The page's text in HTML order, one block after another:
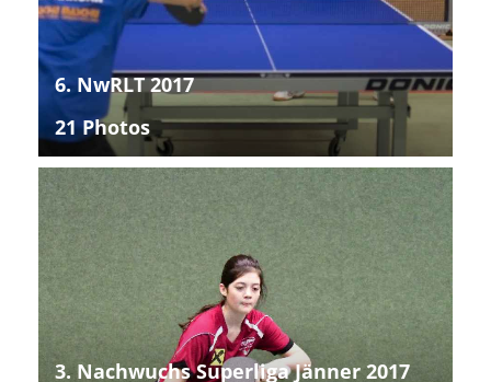
6. NwRLT 2017
21 Photos
3. Nachwuchs Superliga Jänner 2017